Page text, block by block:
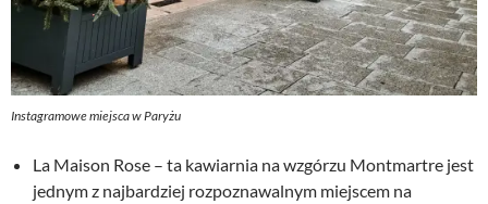
Instagramowe miejsca w Paryżu
La Maison Rose – ta kawiarnia na wzgórzu Montmartre jest
jednym z najbardziej rozpoznawalnym miejscem na